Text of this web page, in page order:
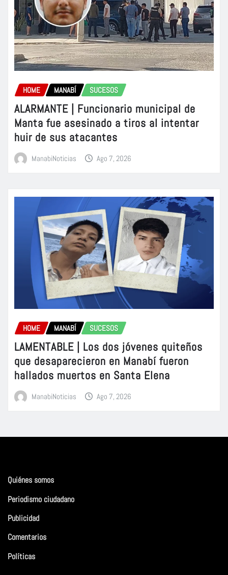
HOME MANABÍ SUCESOS
ALARMANTE | Funcionario municipal de
Manta fue asesinado a tiros al intentar
huir de sus atacantes
ManabiNoticias Ago 7, 2026
HOME MANABÍ SUCESOS
LAMENTABLE | Los dos jóvenes quiteños
que desaparecieron en Manabí fueron
hallados muertos en Santa Elena
ManabiNoticias Ago 7, 2026
Quiénes somos
Periodismo ciudadano
Publicidad
Comentarios
Políticas